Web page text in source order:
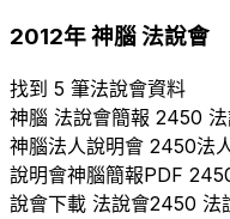
2012年神腦法說會
找到 5 筆法說會資料
神腦 法說會簡報 2450
神腦法人說明會 2450法
說明會神腦簡報PDF
說會下載 法說會2450 法